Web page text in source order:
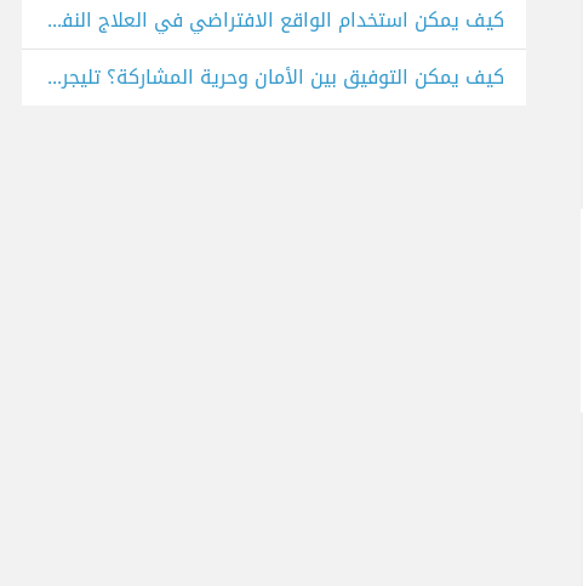
كيف يمكن استخدام الواقع الافتراضي في العلاج النفسي؟
كيف يمكن التوفيق بين الأمان وحرية المشاركة؟ تليجرام كمثال